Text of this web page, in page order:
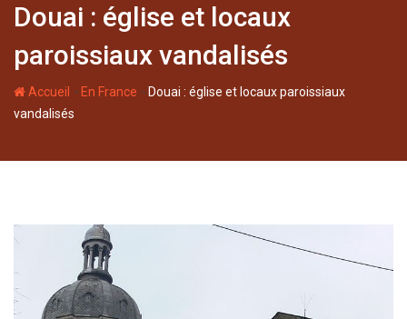
Douai : église et locaux
paroissiaux vandalisés
Accueil - En France - Douai : église et locaux paroissiaux
vandalisés